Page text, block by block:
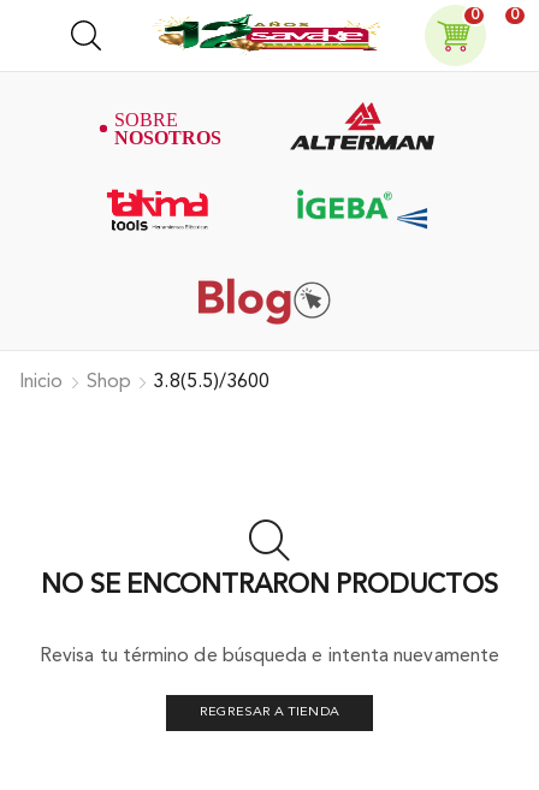
0 0
Inicio Shop 3.8(5.5)/3600
NO SE ENCONTRARON PRODUCTOS
Revisa tu término de búsqueda e intenta nuevamente
REGRESAR A TIENDA